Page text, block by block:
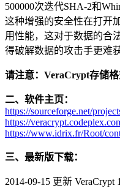
500000次迭代SHA-2和
这种增强的安全性在打开
用性能，这对于数据的合
得破解数据的攻击手更难
请注意：VeraCrypt存储
二、软件主页：
https://sourceforge.net/
https://
https://www.idrix.fr/Root/
三、最新版下载：
2014-09-15 更新 VeraCrypt